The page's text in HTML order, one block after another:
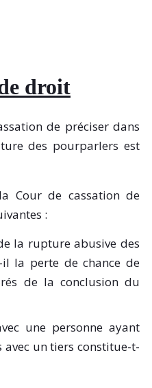
droit
de préciser dans
des pourparlers est
Cour de cassation de
:
la rupture abusive des
la perte de chance de
de la conclusion du
une personne ayant
un tiers constitue-t-